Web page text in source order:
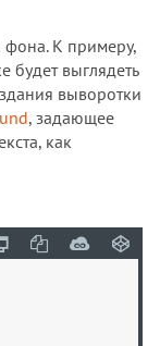
фона. К примеру,
будет выглядеть
выворотки
, задающее
как